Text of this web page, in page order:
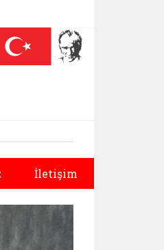
sekmede açılır)
İletişim
Sonraki